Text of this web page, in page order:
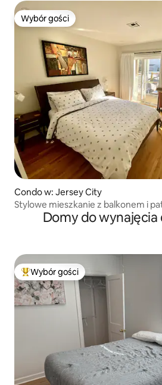
Wybór gości
Wybór gości
Condo w: Jersey City
Stylowe mieszkanie z balkonem i
Nowego Jorku
Domy do wynajęcia
Najpopularniejsze z kategorii
Wybór gości